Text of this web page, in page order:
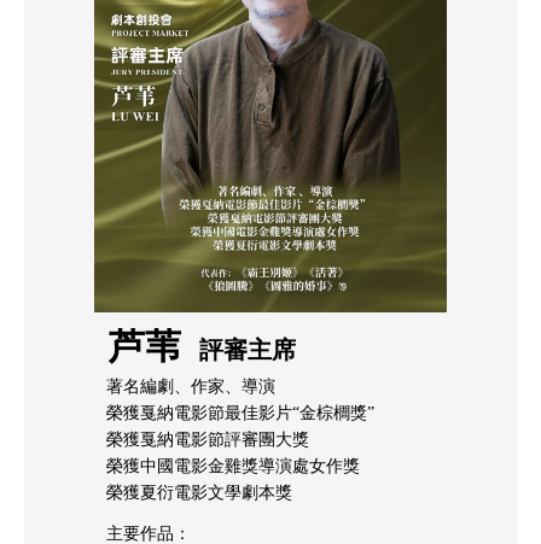
芦苇 評審主席
著名編劇、作家、導演
榮獲戛納電影節最佳影片“金棕櫚獎”
榮獲戛納電影節評審團大獎
榮獲中國電影金雞獎導演處女作獎
榮獲夏衍電影文學劇本獎
主要作品：